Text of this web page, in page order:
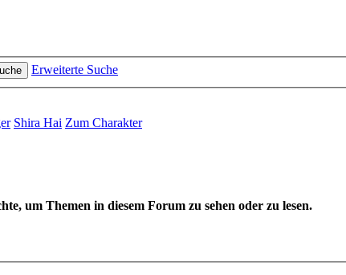
Erweiterte Suche
Shira Hai Zum Charakter
um Themen in diesem Forum zu sehen oder zu lesen.